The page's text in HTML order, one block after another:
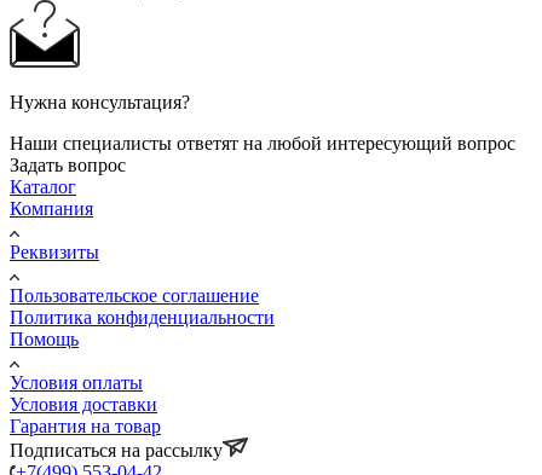
Нужна консультация?
Наши специалисты ответят на любой интересующий вопрос
Задать вопрос
Каталог
Компания
Реквизиты
Пользовательское соглашение
Политика конфиденциальности
Помощь
Условия оплаты
Условия доставки
Гарантия на товар
Подписаться на рассылку